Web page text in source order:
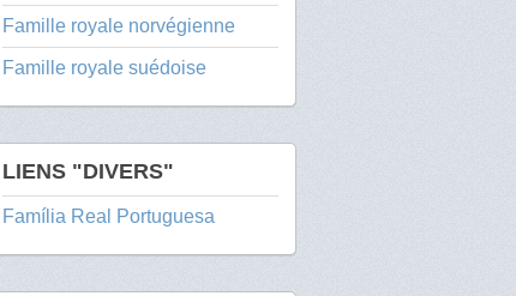
Famille royale norvégienne
Famille royale suédoise
LIENS "DIVERS"
Família Real Portuguesa